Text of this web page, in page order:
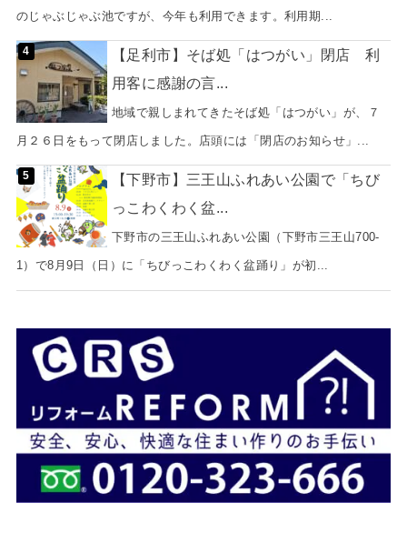
のじゃぶじゃぶ池ですが、今年も利用できます。利用期...
【足利市】そば処「はつがい」閉店 利
用客に感謝の言...
地域で親しまれてきたそば処「はつがい」が、７
月２６日をもって閉店しました。店頭には「閉店のお知らせ」...
【下野市】三王山ふれあい公園で「ちび
っこわくわく盆...
下野市の三王山ふれあい公園（下野市三王山700-
1）で8月9日（日）に「ちびっこわくわく盆踊り」が初...